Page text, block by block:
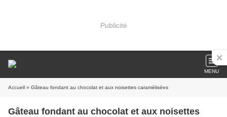
Publicité
MENU
Accueil » Gâteau fondant au chocolat et aux noisettes caramélisées
Gâteau fondant au chocolat et aux noisettes